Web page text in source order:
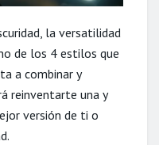
la versatilidad
de los 4 estilos que
a combinar y
reinventarte una y
versión de ti o